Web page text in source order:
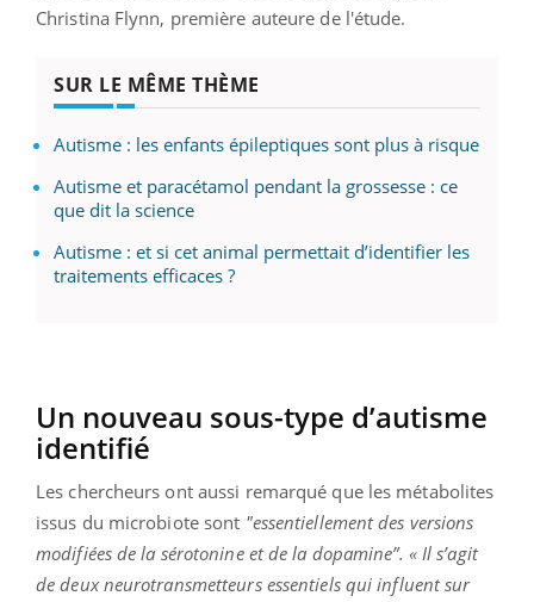
Christina Flynn, première auteure de l'étude.
SUR LE MÊME THÈME
Autisme : les enfants épileptiques sont plus à risque
Autisme et paracétamol pendant la grossesse : ce
que dit la science
Autisme : et si cet animal permettait d’identifier les
traitements efficaces ?
Un nouveau sous-type d’autisme
identifié
Les chercheurs ont aussi remarqué que les métabolites
issus du microbiote sont "essentiellement des versions
modifiées de la sérotonine et de la dopamine”. « Il s’agit
de deux neurotransmetteurs essentiels qui influent sur